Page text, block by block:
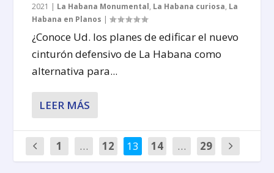
2021 | La Habana Monumental, La Habana curiosa, La
Habana en Planos |
¿Conoce Ud. los planes de edificar el nuevo
cinturón defensivo de La Habana como
alternativa para...
LEER MÁS
1 … 12 13 14 … 29